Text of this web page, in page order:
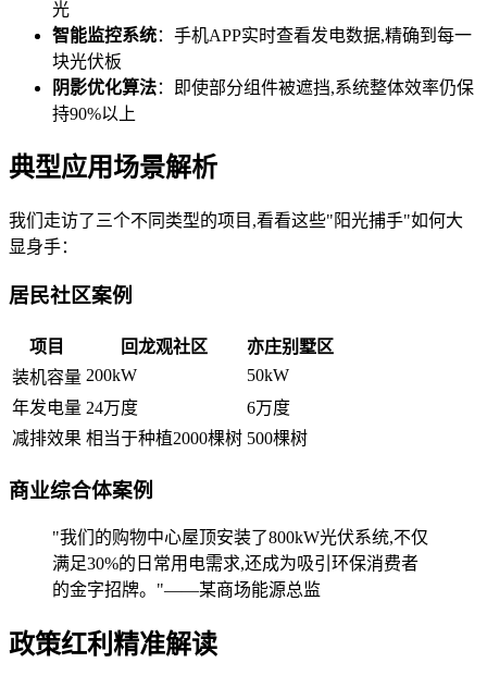
光
智能监控系统：手机APP实时查看发电数据,精确到每一
块光伏板
阴影优化算法：即使部分组件被遮挡,系统整体效率仍保
持90%以上
典型应用场景解析
我们走访了三个不同类型的项目,看看这些"阳光捕手"如何大
显身手：
居民社区案例
项目 回龙观社区
亦庄别墅区
装机容量 200kW
50kW
年发电量 24万度
6万度
减排效果 相当于种植2000棵树 500棵树
商业综合体案例
"我们的购物中心屋顶安装了800kW光伏系统,不仅
满足30%的日常用电需求,还成为吸引环保消费者
的金字招牌。"——某商场能源总监
政策红利精准解读